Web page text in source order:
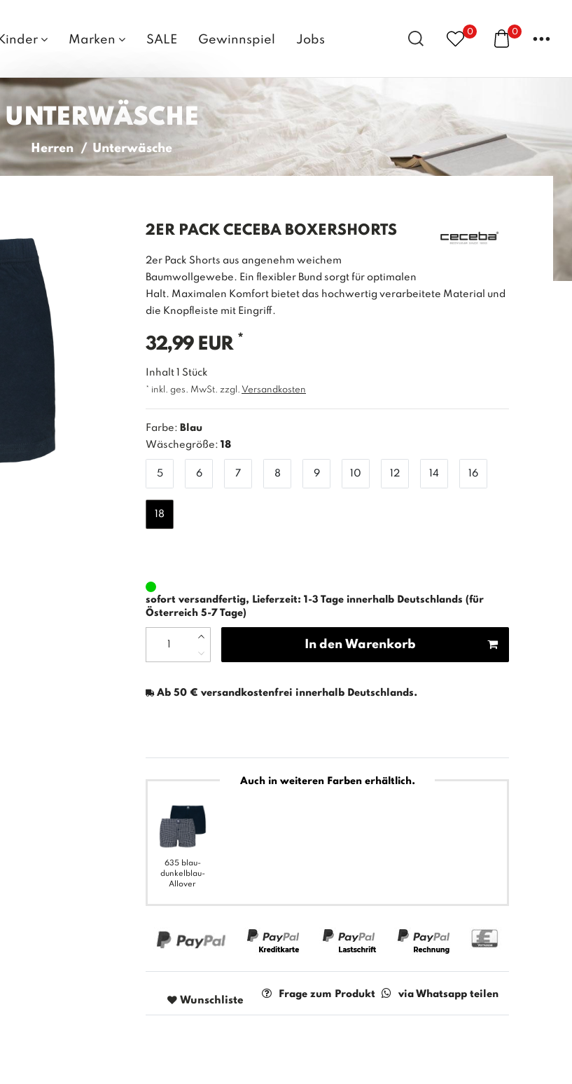
Kinder Marken SALE Gewinnspiel Jobs
0 0 ...
UNTERWÄSCHE
Herren Unterwäsche
2ER PACK CECEBA BOXERSHORTS
2er Pack Shorts aus angenehm weichem
Baumwollgewebe. Ein flexibler Bund sorgt für optimalen
Halt. Maximalen Komfort bietet das hochwertig verarbeitete Material und
die Knopfleiste mit Eingriff.
32,99 EUR *
Inhalt Stück
* inkl. ges. MwSt. zzgl. Versandkosten
Farbe: Blau
Wäschegröße: 18
5 6 7 8 9 10 12 14 16
18
sofort versandfertig, Lieferzeit: 1-3 Tage innerhalb Deutschlands (für
Österreich 5-7 Tage)
In den Warenkorb
Ab 50 € versandkostenfrei innerhalb Deutschlands.
Auch in weiteren Farben erhältlich.
635 blau-
dunkelblau-
Allover
Wunschliste
Frage zum Produkt via Whatsapp teilen